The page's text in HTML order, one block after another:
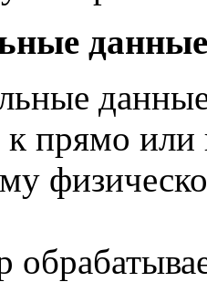
к прямо